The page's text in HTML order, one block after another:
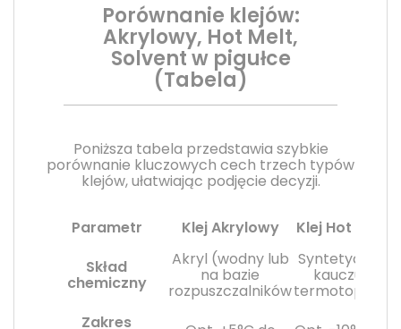
Porównanie klejów:
Akrylowy, Hot Melt,
Solvent w pigułce
(Tabela)
Poniższa tabela przedstawia szybkie
porównanie kluczowych cech trzech typów
klejów, ułatwiając podjęcie decyzji.
Parametr Klej Akrylowy
Klej Hot Melt
Skład
chemiczny
Akryl (wodny lub
na bazie
rozpuszczalników
Syntetyczny
kauczuk
termotopliwy
Zakres